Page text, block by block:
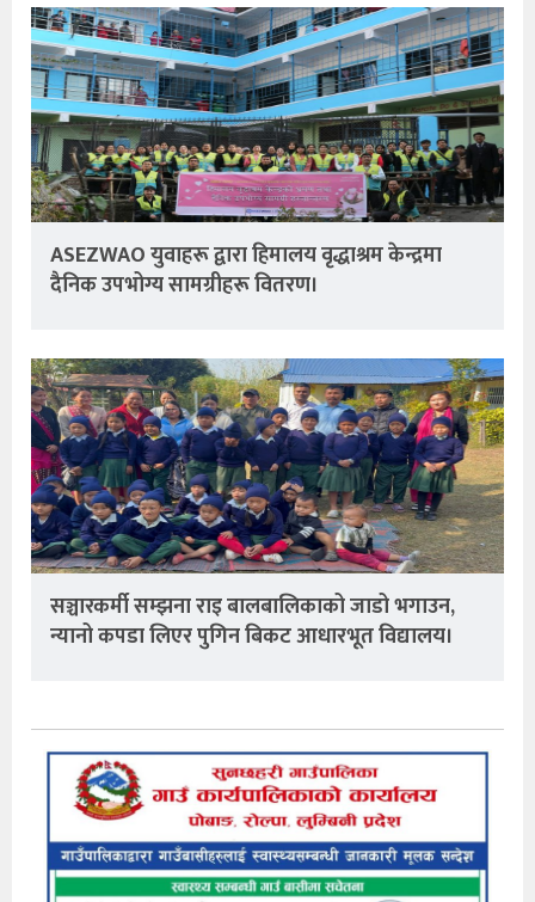
ASEZWAO युवाहरू द्वारा हिमालय वृद्धाश्रम केन्द्रमा
दैनिक उपभोग्य सामग्रीहरू वितरण।
सञ्चारकर्मी सम्झना राइ बालबालिकाको जाडो भगाउन,
न्यानो कपडा लिएर पुगिन बिकट आधारभूत विद्यालय।